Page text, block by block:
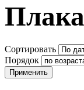
Сортировать
Порядок